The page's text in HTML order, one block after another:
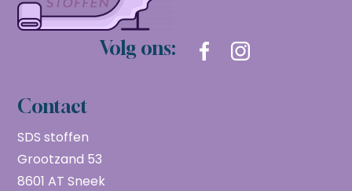
Volg ons:
Contact
SDS stoffen
Grootzand 53
8601 AT Sneek